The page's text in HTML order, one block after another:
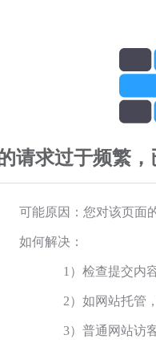
请求过于频繁
可能原因：您对该页面
如何解决：
1）检查提交内
2）如网站托管
3）普通网站访